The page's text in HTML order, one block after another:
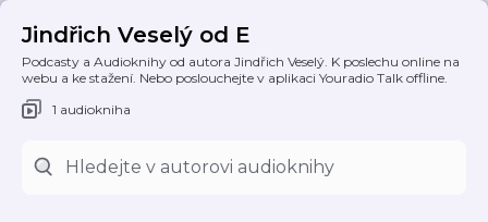
Jindřich Veselý od E
Podcasty a Audioknihy od autora Jindřich Veselý. K poslechu online na
webu a ke stažení. Nebo poslouchejte v aplikaci Youradio Talk offline.
1 audiokniha